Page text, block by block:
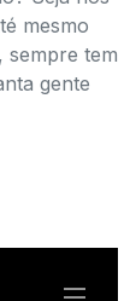
mesmo
tem
gente